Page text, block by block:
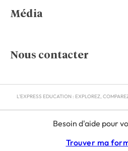
Besoin d'aide pour
Trouver ma
Média
Nous contacter
L'EXPRESS EDUCATION : EXPLOREZ,
RGPD